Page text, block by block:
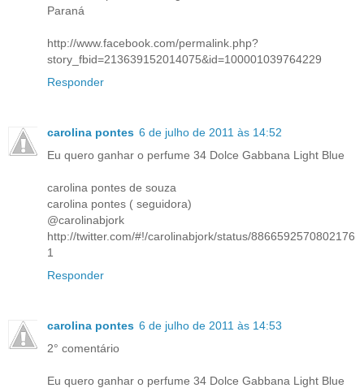
Paraná
http://www.facebook.com/permalink.php?
story_fbid=213639152014075&id=100001039764229
Responder
carolina pontes 6 de julho de 2011 às 14:52
Eu quero ganhar o perfume 34 Dolce Gabbana Light Blue
carolina pontes de souza
carolina pontes ( seguidora)
@carolinabjork
http://twitter.com/#!/carolinabjork/status/8866592570802176
1
Responder
carolina pontes 6 de julho de 2011 às 14:53
2° comentário
Eu quero ganhar o perfume 34 Dolce Gabbana Light Blue